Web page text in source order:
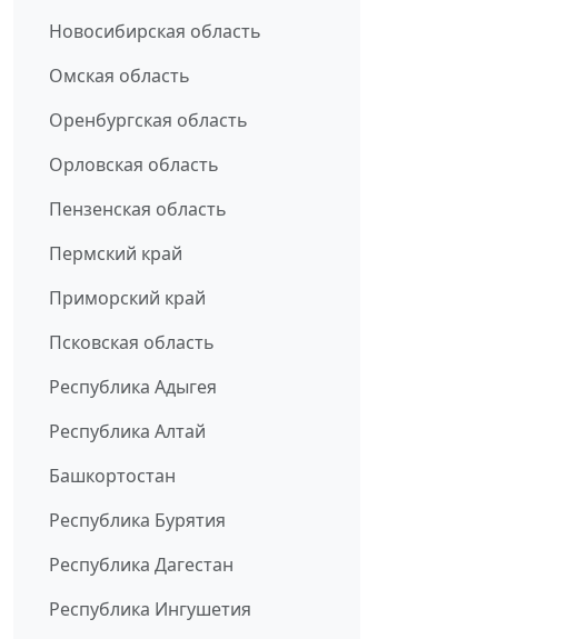
Новосибирская область
Омская область
Оренбургская область
Орловская область
Пензенская область
Пермский край
Приморский край
Псковская область
Республика Адыгея
Республика Алтай
Башкортостан
Республика Бурятия
Республика Дагестан
Республика Ингушетия